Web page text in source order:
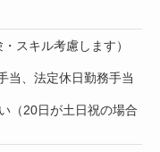
スキル考慮します）
当、法定休日勤務手当
（20日が土日祝の場合